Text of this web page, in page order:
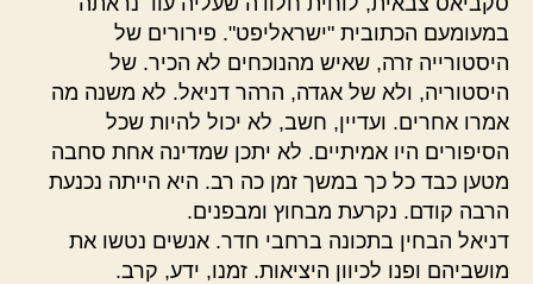
במעומעם הכתובית "ישראליפט". פירורים של
היסטורייה זרה, שאיש מהנוכחים לא הכיר. של
היסטוריה, ולא של אגדה, הרהר דניאל. לא משנה מה
אמרו אחרים. ועדיין, חשב, לא יכול להיות שכל
הסיפורים היו אמיתיים. לא יתכן שמדינה אחת סחבה
מטען כבד כל כך במשך זמן כה רב. היא הייתה נכנעת
הרבה קודם. נקרעת מבחוץ ומבפנים.
דניאל הבחין בתכונה ברחבי חדר. אנשים נטשו את
מושביהם ופנו לכיוון היציאות. זמנו, ידע, קרב.